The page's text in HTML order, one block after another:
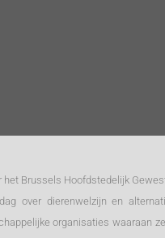
Brussels Hoofdstedelijk
over dierenwelzijn en
organisaties waaraan